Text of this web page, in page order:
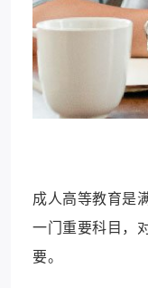
成人高等教育是
一门重要科目，
要。